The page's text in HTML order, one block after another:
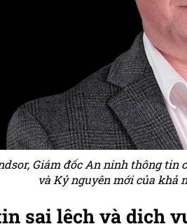
Giám đốc An ninh thông
và Kỷ nguyên mới của khả
sai lệch và dịch